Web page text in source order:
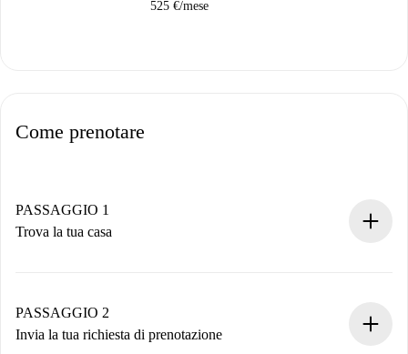
525 €/mese
Come prenotare
PASSAGGIO 1
Trova la tua casa
Hai tutte le informazioni necessarie in anticipo.
PASSAGGIO 2
Invia la tua richiesta di prenotazione